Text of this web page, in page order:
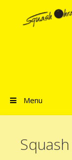
Přeskočit na obsah
Menu